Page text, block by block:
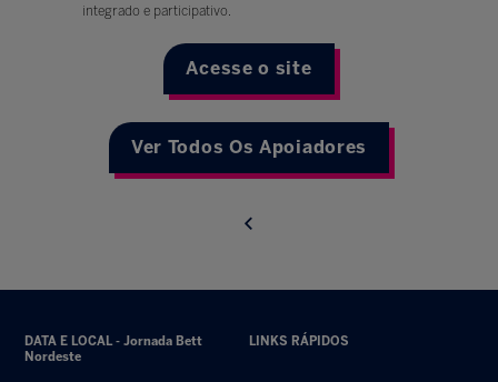
integrado e participativo.
Acesse o site
Ver Todos Os Apoiadores
DATA E LOCAL - Jornada Bett
Nordeste
LINKS RÁPIDOS